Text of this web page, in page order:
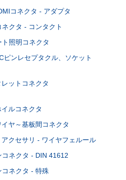
コネクタ - アダプタ
クタ - コンタクト
照明コネクタ
ピンレセプタクル、ソケット
ットコネクタ
ルコネクタ
ヤ～基板間コネクタ
クセサリ - ワイヤフェルール
ネクタ - DIN 41612
ネクタ - 特殊